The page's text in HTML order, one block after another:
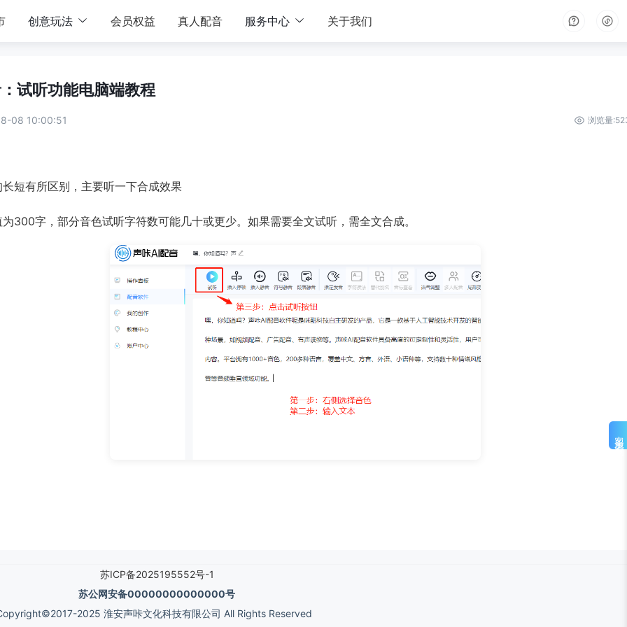
创意玩法 会员权益 真人配音 服务中心 关于我们
客服咨询
试听功能电脑端教程
08 10:00:51 浏览量
短有所区别，主要听一下合成效果
300字，部分音色试听字符数可能几十或更少。如果需要全文试听，需全文合成。
苏ICP备2025195552号-1
苏公网安备00000000000000号
2025 淮安声咔文化科技有限公司 All Rights Reserved